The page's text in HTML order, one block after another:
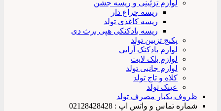
لوازم تزئینی و ریسه جشن
ریسه چراغ دار
ریسه کاغذی تولد
ریسه بادکنکی هپی برث دی
پکیج تزیین تولد
لوازم بادکنک آرایی
لوازم بلک لایت
لوازم جانبی تولد
کلاه و تاج تولد
عینک تولد
ظروف یکبار مصرف تولد
شماره تماس و واتس اپ : 02128428428